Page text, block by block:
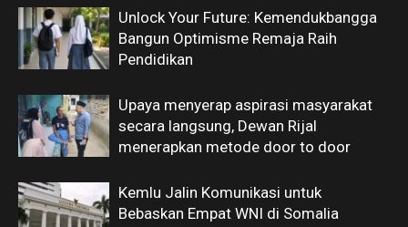
Unlock Your Future: Kemendukbangga
Bangun Optimisme Remaja Raih
Pendidikan
Upaya menyerap aspirasi masyarakat
secara langsung, Dewan Rijal
menerapkan metode door to door
Kemlu Jalin Komunikasi untuk
Bebaskan Empat WNI di Somalia